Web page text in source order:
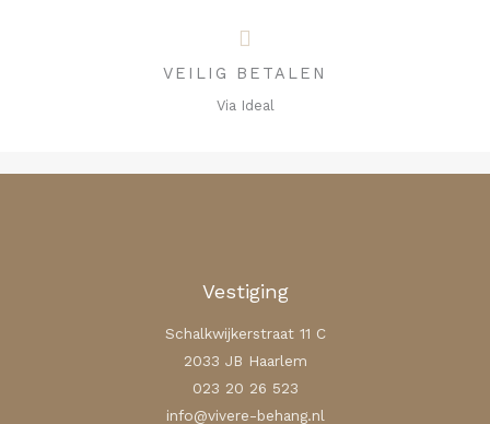
VEILIG BETALEN
Via Ideal
Vestiging
Schalkwijkerstraat 11 C
2033 JB Haarlem
023 20 26 523
info@vivere-behang.nl